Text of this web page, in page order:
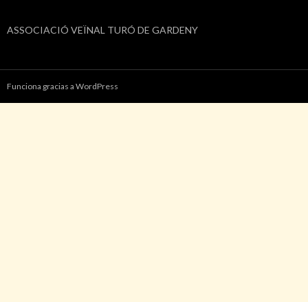
ASSOCIACIÓ VEÏNAL TURÓ DE GARDENY
Funciona gracias a WordPress